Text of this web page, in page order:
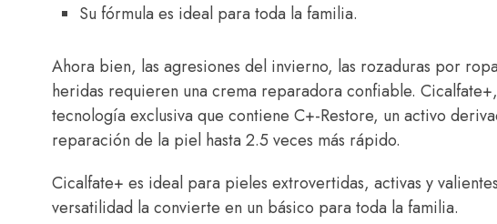
Su fórmula es ideal para toda la familia.
Ahora bien, las agresiones del invierno, las rozaduras por
heridas requieren una crema reparadora confiable.
tecnología exclusiva que contiene C+-Restore, un activo
reparación de la piel hasta 2.5 veces más rápido.
Cicalfate+ es ideal para pieles extrovertidas, activas y
versatilidad la convierte en un básico para toda la familia.